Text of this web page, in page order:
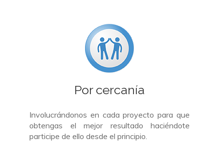
Por cercanía
Involucrándonos en cada proyecto para que
obtengas el mejor resultado haciéndote
participe de ello desde el principio.